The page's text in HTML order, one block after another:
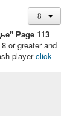
Page 113
or greater and
playerclick